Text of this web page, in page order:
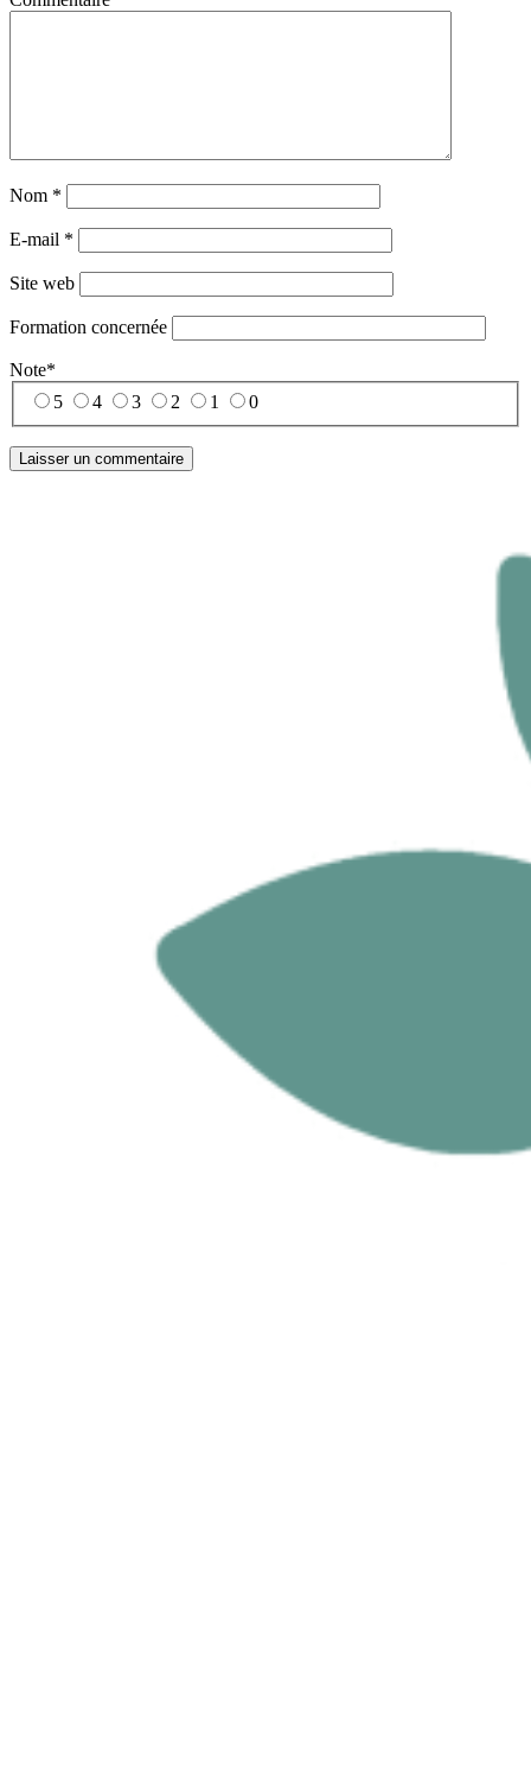
Nom *
E-mail *
Site web
Formation concernée
Note*
5
4 3 2 1 0